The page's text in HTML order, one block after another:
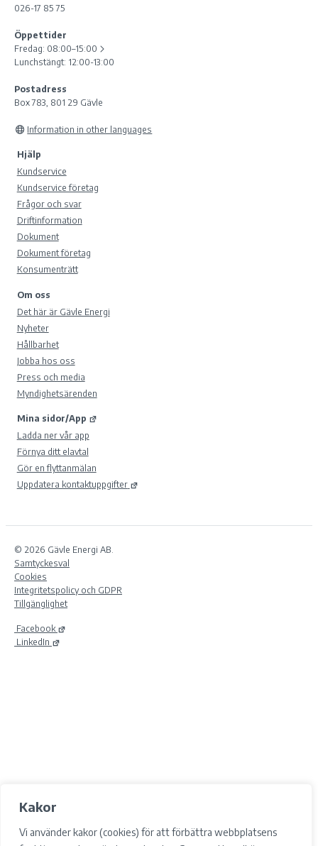
Kakor
Vi använder kakor (cookies) för att förbättra webbplatsens
026-17 85 75
Öppettider
Fredag: 08:00–15:00
Lunchstängt: 12:00-13:00
Postadress
Box 783, 801 29 Gävle
Information in other languages
Hjälp
Kundservice
Kundservice företag
Frågor och svar
Driftinformation
Dokument
Dokument företag
Konsumenträtt
Om oss
Det här är Gävle Energi
Nyheter
Hållbarhet
Jobba hos oss
Press och media
Myndighetsärenden
Mina sidor/App
Ladda ner vår app
Förnya ditt elavtal
Gör en flyttanmälan
Uppdatera kontaktuppgifter
© 2026 Gävle Energi AB.
Samtyckesval
Cookies
Integritetspolicy och GDPR
Tillgänglighet
Facebook
LinkedIn